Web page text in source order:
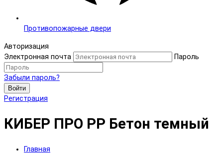
Противопожарные двери
Авторизация
Электронная почта
Пароль
Забыли пароль?
Войти
Регистрация
КИБЕР ПРО PP Бетон темный
Главная